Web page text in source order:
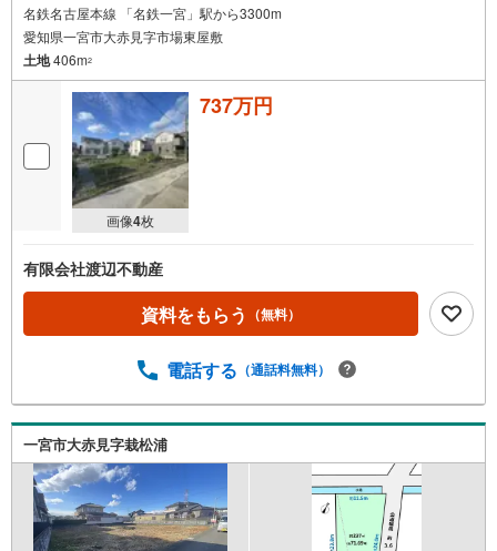
名鉄名古屋本線 「名鉄一宮」駅から3300m
愛知県一宮市大赤見字市場東屋敷
土地406m2
画像4枚
737万円
有限会社渡辺不動産
資料をもらう （無料）
電話する （通話料無料）
一宮市大赤見字栽松浦